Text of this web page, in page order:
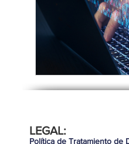
LEGAL:
Política de Tratamiento de